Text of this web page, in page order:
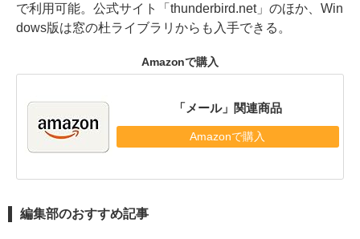
で利用可能。公式サイト「thunderbird.net」のほか、Win
dows版は窓の杜ライブラリからも入手できる。
Amazonで購入
「メール」関連商品
Amazonで購入
編集部のおすすめ記事